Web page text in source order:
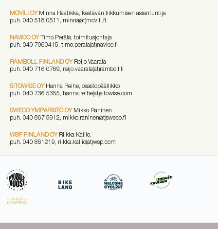
MOVILI OYMinna Raatikka, kestävän liikkumisen asiantuntija
puh. 040 518 0511, minna(at)movili.fi
NAVICO OYTimo Perälä, toimitusjohtaja
puh. 040 7060415, timo.perala(at)navico.fi
RAMBOLL FINLAND OYReijo Vaarala
puh. 040 716 0769, reijo.vaarala(at)ramboll.fi
SITOWISE OYHanna Reihe, osastopäällikkö
puh. 040 736 5355, hanna.reihe(at)sitowise.com
SWECO YMPÄRISTÖ OY Mikko Raninen
puh. 040 867 5912, mikko.raninen(at)sweco.fi
WSP FINLAND OYRiikka Kallio,
puh. 040 861219, riikka.kallio(at)wsp.com